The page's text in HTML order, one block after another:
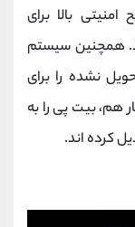
بالا برای
همچنین سیستم
نشده را برای
هم، بیت‌ پی را به
کرده ‌اند.